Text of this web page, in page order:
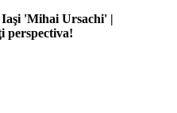
'Mihai Ursachi' |
perspectiva!